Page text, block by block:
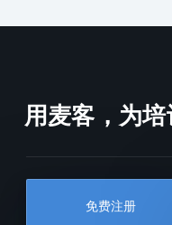
用麦客，为
免费注册